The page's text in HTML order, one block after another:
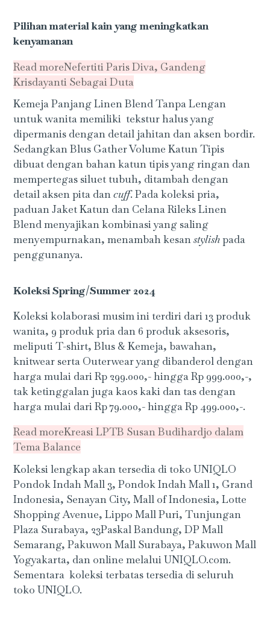
Pilihan material kain yang meningkatkan
kenyamanan
Read moreNefertiti Paris Diva, Gandeng
Krisdayanti Sebagai Duta
Kemeja Panjang Linen Blend Tanpa Lengan
untuk wanita memiliki tekstur halus yang
dipermanis dengan detail jahitan dan aksen bordir.
Sedangkan Blus Gather Volume Katun Tipis
dibuat dengan bahan katun tipis yang ringan dan
mempertegas siluet tubuh, ditambah dengan
detail aksen pita dancuff. Pada koleksi pria,
paduan Jaket Katun dan Celana Rileks Linen
Blend menyajikan kombinasi yang saling
menyempurnakan, menambah kesanstylishpada
penggunanya.
Koleksi Spring/Summer 2024
Koleksi kolaborasi musim ini terdiri dari 13 produk
wanita, 9 produk pria dan 6 produk aksesoris,
meliputi T-shirt, Blus & Kemeja, bawahan,
knitwear serta Outerwear yang dibanderol dengan
harga mulai dari Rp 299.000,- hingga Rp 999.000,-,
tak ketinggalan juga kaos kaki dan tas dengan
harga mulai dari Rp 79.000,- hingga Rp 499.000,-.
Read moreKreasi LPTB Susan Budihardjo dalam
Tema Balance
Koleksi lengkap akan tersedia di toko UNIQLO
Pondok Indah Mall 3, Pondok Indah Mall 1, Grand
Indonesia, Senayan City, Mall of Indonesia, Lotte
Shopping Avenue, Lippo Mall Puri, Tunjungan
Plaza Surabaya, 23Paskal Bandung, DP Mall
Semarang, Pakuwon Mall Surabaya, Pakuwon Mall
Yogyakarta, dan online melalui UNIQLO.com.
Sementara koleksi terbatas tersedia di seluruh
toko UNIQLO.